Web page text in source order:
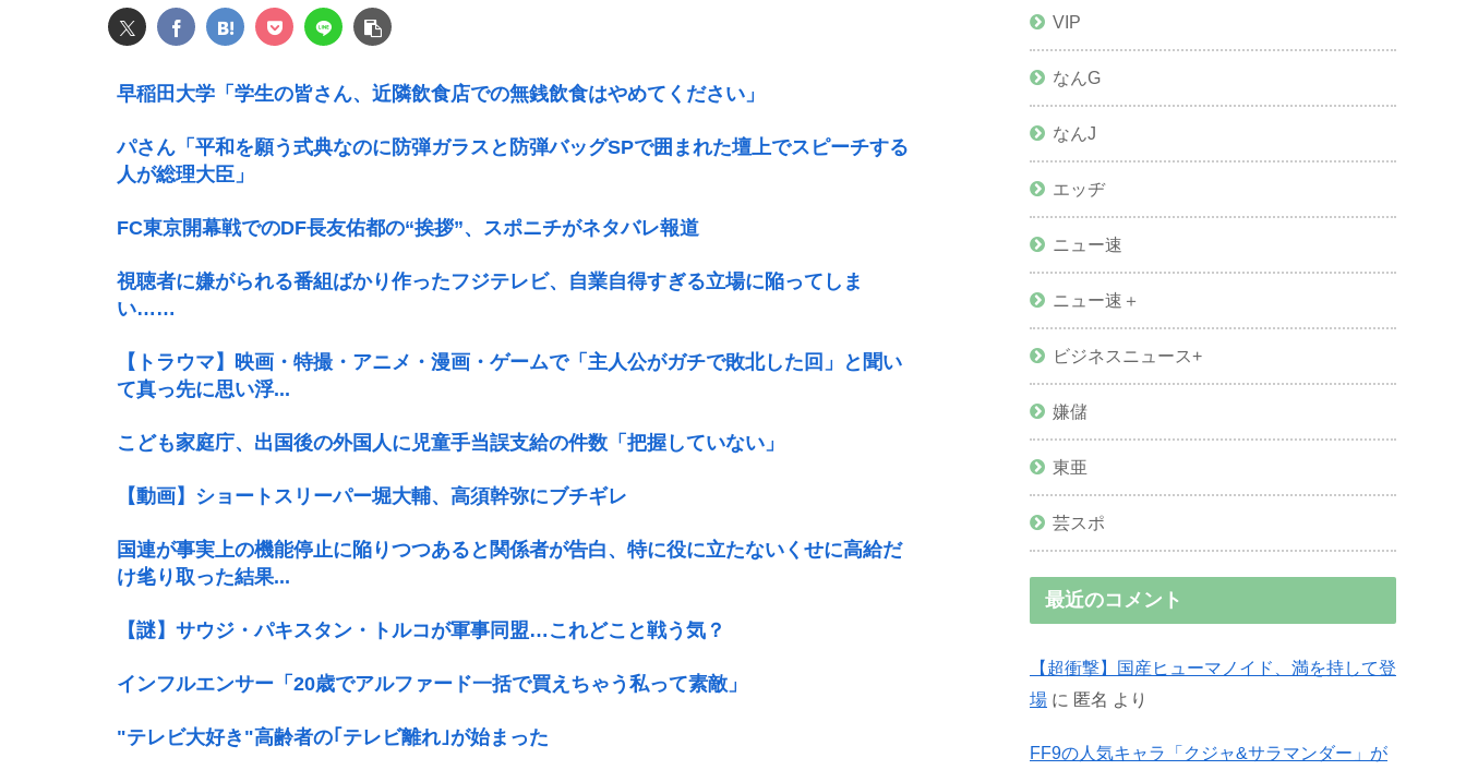
早稲田大学「学生の皆さん、近隣飲食店での無銭飲食はやめてください」
パさん「平和を願う式典なのに防弾ガラスと防弾バッグSPで囲まれた壇上でスピーチする
人が総理大臣」
FC東京開幕戦でのDF長友佑都の“挨拶”、スポニチがネタバレ報道
視聴者に嫌がられる番組ばかり作ったフジテレビ、自業自得すぎる立場に陥ってしま
い……
【トラウマ】映画・特撮・アニメ・漫画・ゲームで「主人公がガチで敗北した回」と聞い
て真っ先に思い浮...
こども家庭庁、出国後の外国人に児童手当誤支給の件数「把握していない」
【動画】ショートスリーパー堀大輔、高須幹弥にブチギレ
国連が事実上の機能停止に陥りつつあると関係者が告白、特に役に立たないくせに高給だ
け毟り取った結果...
【謎】サウジ・パキスタン・トルコが軍事同盟…これどこと戦う気？
インフルエンサー「20歳でアルファード一括で買えちゃう私って素敵」
"テレビ大好き"高齢者の｢テレビ離れ｣が始まった
VIP
なんG
なんJ
エッヂ
ニュー速
ニュー速＋
ビジネスニュース+
嫌儲
東亜
芸スポ
最近のコメント
【超衝撃】国産ヒューマノイド、満を持して登
場 に 匿名 より
FF9の人気キャラ「クジャ&サラマンダー」が